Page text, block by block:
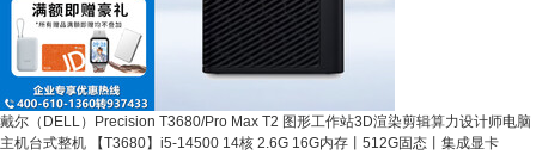
戴尔（DELL）Precision T3680/Pro Max T2 图形工作站3D渲染剪辑算力设计师电脑
主机台式整机 【T3680】i5-14500 14核 2.6G 16G内存丨512G固态丨集成显卡